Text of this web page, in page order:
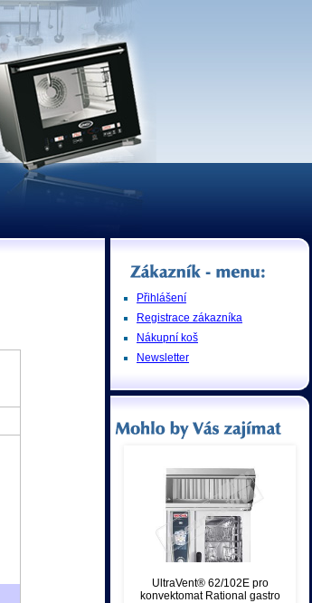
Přihlášení
Registrace zákazníka
Nákupní koš
Newsletter
UltraVent® 62/102E pro
konvektomat Rational gastro